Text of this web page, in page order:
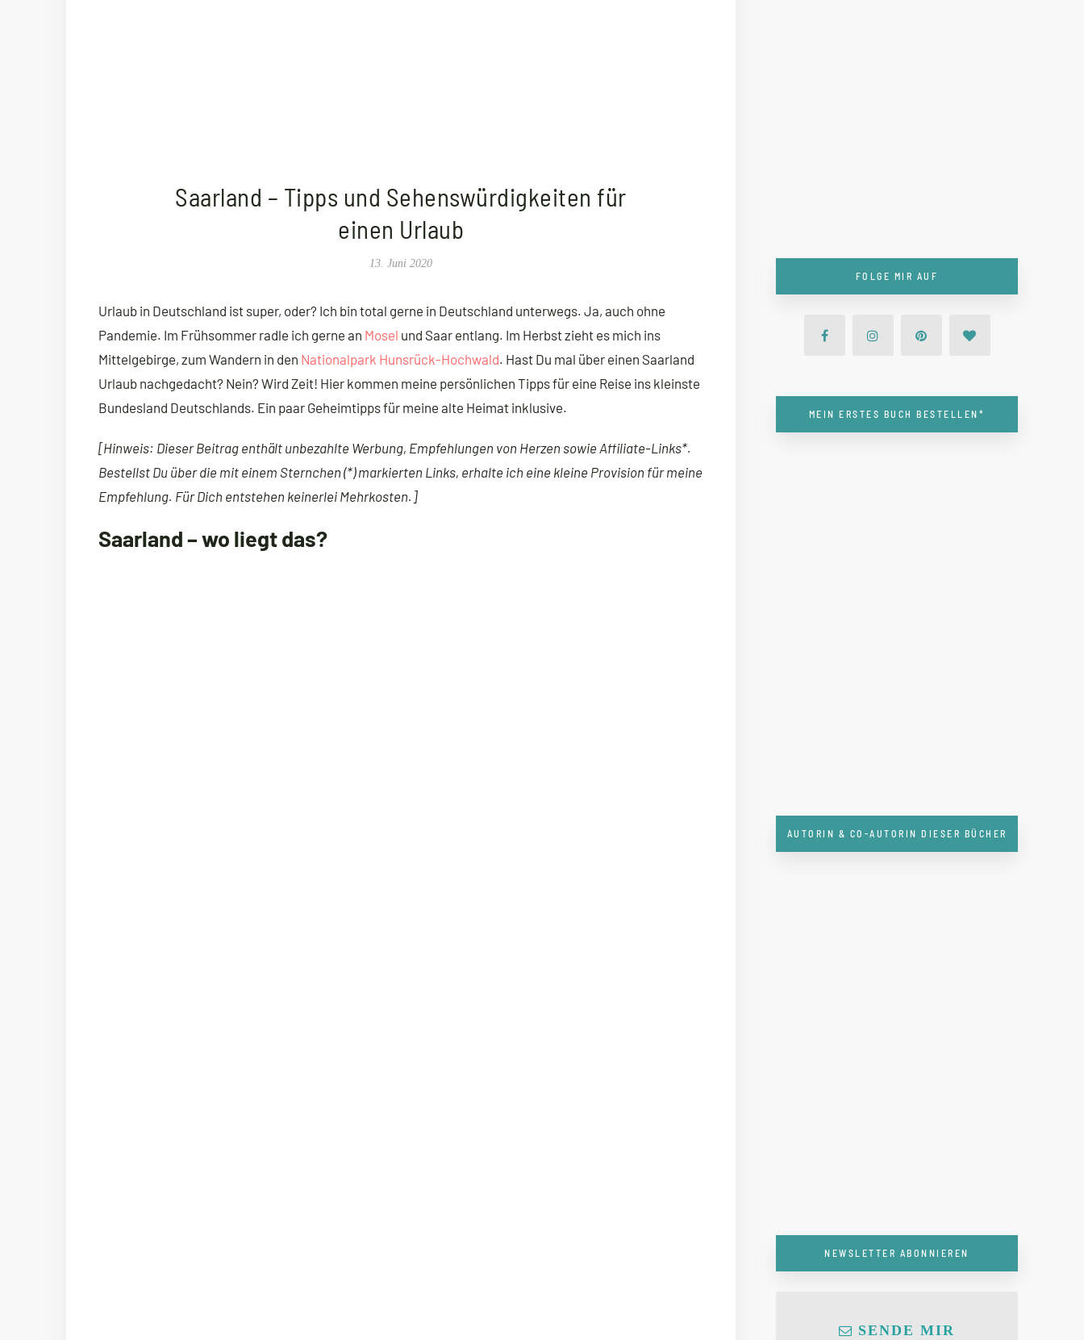
Saarland – Tipps und Sehenswürdigkeiten für
einen Urlaub
13. Juni 2020
Urlaub in Deutschland ist super, oder? Ich bin total gerne in Deutschland unterwegs. Ja, auch ohne
Pandemie. Im Frühsommer radle ich gerne an Mosel und Saar entlang. Im Herbst zieht es mich ins
Mittelgebirge, zum Wandern in den Nationalpark Hunsrück-Hochwald. Hast Du mal über einen Saarland
Urlaub nachgedacht? Nein? Wird Zeit! Hier kommen meine persönlichen Tipps für eine Reise ins kleinste
Bundesland Deutschlands. Ein paar Geheimtipps für meine alte Heimat inklusive.
[Hinweis: Dieser Beitrag enthält unbezahlte Werbung, Empfehlungen von Herzen sowie Affiliate-Links*.
Bestellst Du über die mit einem Sternchen (*) markierten Links, erhalte ich eine kleine Provision für meine
Empfehlung. Für Dich entstehen keinerlei Mehrkosten.]
Saarland – wo liegt das?
FOLGE MIR AUF
MEIN ERSTES BUCH BESTELLEN*
AUTORIN & CO-AUTORIN DIESER BÜCHER
NEWSLETTER ABONNIEREN
SENDE MIR